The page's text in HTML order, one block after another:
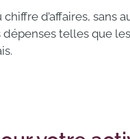
d’affaires, sans
telles que